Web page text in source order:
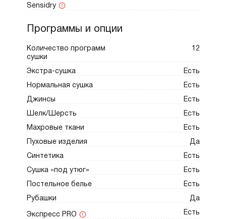
Sensidry
Программы и опции
Количество программ
сушки
12
Экстра-сушка Есть
Нормальная сушка Есть
Джинсы Есть
Шелк/Шерсть Есть
Махровые ткани Есть
Пуховые изделия Да
Синтетика Есть
Сушка «под утюг» Есть
Постельное белье Есть
Рубашки Да
Экспресс PRO Есть